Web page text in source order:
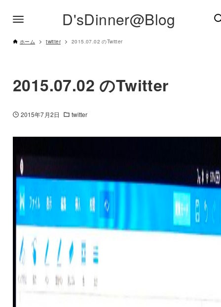
D'sDinner@Blog
ホーム twitter 2015.07.02 のTwitter
2015.07.02 のTwitter
2015年7月2日 twitter